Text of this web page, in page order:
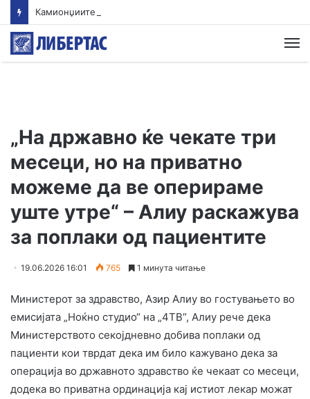
„На државно ќе чекате три
месеци, но на приватно
можеме да ве оперираме
уште утре“ – Алиу раскажува
за поплаки од пациентите
19.06.2026 16:01 765 1 минута читање
Министерот за здравство, Азир Алиу во гостувањето во
емисијата „Ноќно студио“ на „4ТВ“, Алиу рече дека
Министерството секојдневно добива поплаки од
пациенти кои тврдат дека им било кажувано дека за
операција во државното здравство ќе чекаат со месеци,
додека во приватна ординација кај истиот лекар можат